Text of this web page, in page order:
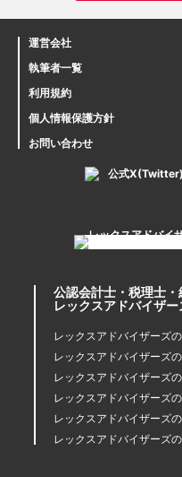
運営会社
執筆者一覧
利用規約
個人情報保護方針
お問い合わせ
公式X(Twitter)
公認会計士・税理士
レックスアドバイザ
レックスアドバイザーズ
レックスアドバイザーズ
レックスアドバイザーズ
レックスアドバイザーズ
レックスアドバイザーズ
レックスアドバイザーズ